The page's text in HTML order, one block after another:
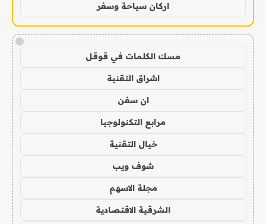
اركان سياحة وسفر
!
مسك الكلمات في قوقل
اشراق التقنية
ان سفن
مرابع التكنولوجيا
خيال التقنية
شوف ويب
مجلة الاسهم
الشرقية الاقتصادية